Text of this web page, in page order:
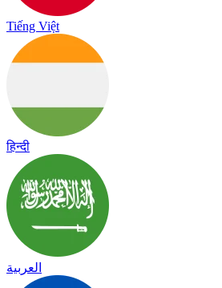
Tiếng Việt
हिन्दी
العربية